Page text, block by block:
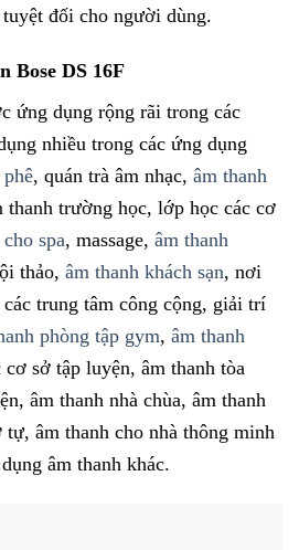
đối cho người dùng.
Bose DS 16F
ứng dụng rộng rãi trong các
nhiều trong các ứng dụng
, quán trà âm nhạc, âm thanh
thanh trường học, lớp học các cơ
spa, massage, âm thanh
thảo, âm thanh khách sạn, nơi
trung tâm công cộng, giải trí
phòng tập gym, âm thanh
cơ sở tập luyện, âm thanh tòa
âm thanh nhà chùa, âm thanh
âm thanh cho nhà thông minh
âm thanh khác.